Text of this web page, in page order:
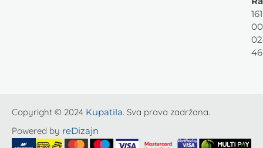
46
Copyright © 2024 Kupatila. Sva prava zadržana.
Powered by reDizajn